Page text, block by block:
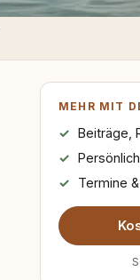
MEHR MIT
Beiträge,
Termine